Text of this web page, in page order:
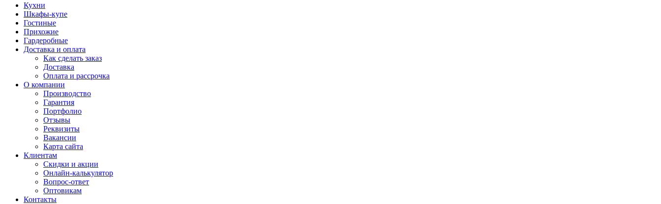
Кухни
Шкафы-купе
Гостиные
Прихожие
Гардеробные
Доставка и оплата
Как сделать заказ
Доставка
Оплата и рассрочка
О компании
Производство
Гарантия
Портфолио
Отзывы
Реквизиты
Вакансии
Карта сайта
Клиентам
Скидки и акции
Онлайн-калькулятор
Вопрос-ответ
Оптовикам
Контакты